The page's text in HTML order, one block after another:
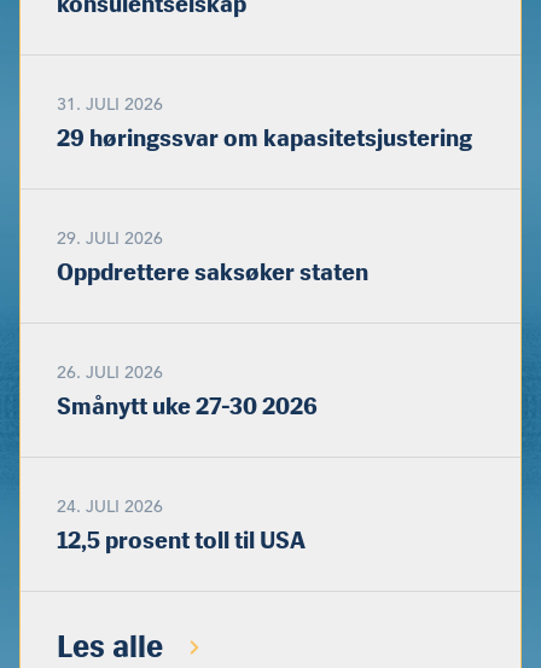
31. JULI 2026
29 høringssvar om kapasitetsjustering
29. JULI 2026
Oppdrettere saksøker staten
26. JULI 2026
Smånytt uke 27-30 2026
24. JULI 2026
12,5 prosent toll til USA
Les alle